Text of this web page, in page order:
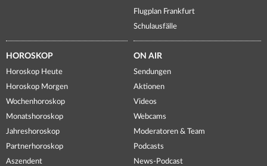
Flugplan Frankfurt
Schulausfälle
HOROSKOP
Horoskop Heute
Horoskop Morgen
Wochenhoroskop
Monatshoroskop
Jahreshoroskop
Partnerhoroskop
Aszendent
ON AIR
Sendungen
Aktionen
Videos
Webcams
Moderatoren & Team
Podcasts
News-Podcast